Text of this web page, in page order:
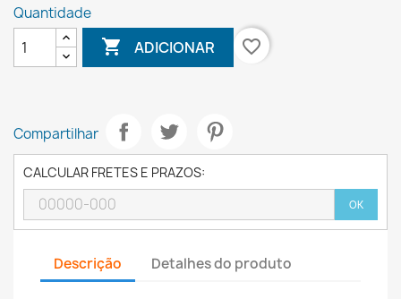
Quantidade
 ADICIONAR favorite_border
Compartilhar
CALCULAR FRETES E PRAZOS:
OK
Descrição Detalhes do produto